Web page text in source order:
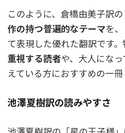
このように、倉橋由美子訳の
作の持つ普遍的なテーマを
て表現した優れた翻訳です。
重視する読者や、大人にな
えている方におすすめの一冊
池澤夏樹訳の読みやすさ